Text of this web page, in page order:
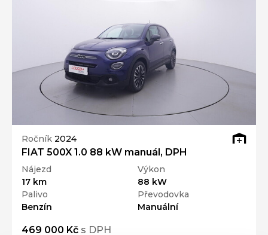
Ročník 2024
FIAT 500X 1.0 88 kW manuál, DPH
Nájezd
17 km
Výkon
88 kW
Palivo
Benzín
Převodovka
Manuální
469 000 Kč s DPH